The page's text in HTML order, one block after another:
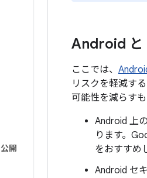
開
Android と
ここでは、
リスクを軽減す
可能性を減らすも
Android 上
ります。
をおすすめ
Android セ